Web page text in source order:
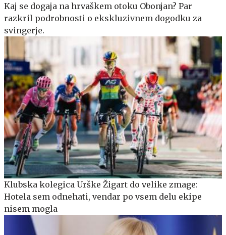
Kaj se dogaja na hrvaškem otoku Obonjan? Par
razkril podrobnosti o ekskluzivnem dogodku za
svingerje.
Klubska kolegica Urške Žigart do velike zmage:
Hotela sem odnehati, vendar po vsem delu ekipe
nisem mogla